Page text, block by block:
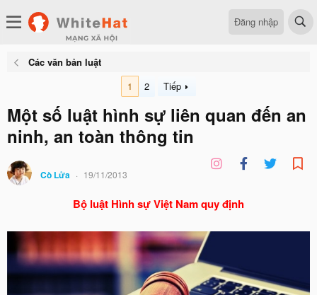
Đăng nhập
Các văn bản luật
1
2 Tiếp
Một số luật hình sự liên quan đến an
ninh, an toàn thông tin
Cò Lửa 19/11/2013
Bộ luật Hình sự Việt Nam quy định